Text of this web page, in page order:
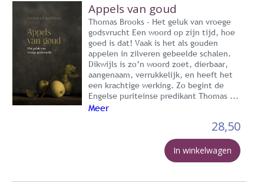
Appels van goud
Thomas Brooks - Het geluk van vroege
godsvrucht Een woord op zijn tijd, hoe
goed is dat! Vaak is het als gouden
appelen in zilveren gebeelde schalen.
Dikwijls is zo’n woord zoet, dierbaar,
aangenaam, verrukkelijk, en heeft het
een krachtige werking. Zo begint de
Engelse puriteinse predikant Thomas ...
Meer
28,50
In winkelwagen